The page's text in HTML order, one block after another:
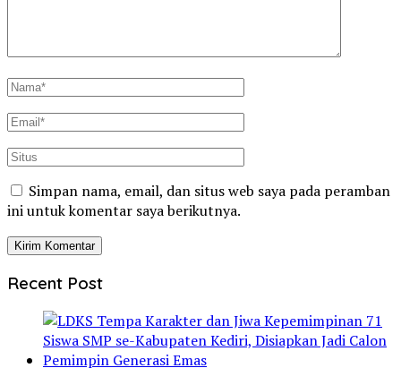
Simpan nama, email, dan situs web saya pada peramban
ini untuk komentar saya berikutnya.
Recent Post